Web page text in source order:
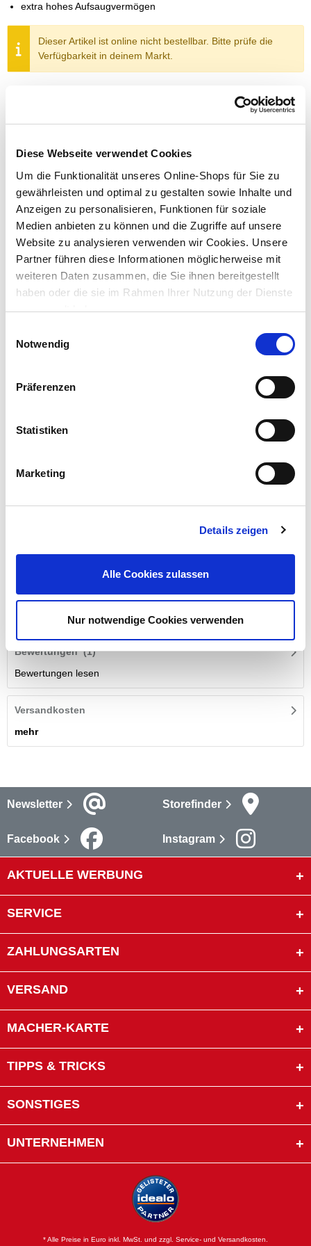
Diese Webseite verwendet Cookies
Um die Funktionalität unseres Online-Shops für Sie zu
gewährleisten und optimal zu gestalten sowie Inhalte und
Anzeigen zu personalisieren, Funktionen für soziale
Medien anbieten zu können und die Zugriffe auf unsere
Website zu analysieren verwenden wir Cookies. Unsere
Partner führen diese Informationen möglicherweise mit
weiteren Daten zusammen, die Sie ihnen bereitgestellt
haben oder die sie im Rahmen Ihrer Nutzung der Dienste
gesammelt haben.
Notwendig
Präferenzen
Statistiken
Marketing
Details zeigen
Alle Cookies zulassen
Nur notwendige Cookies verwenden
extra hohes Aufsaugvermögen
Dieser Artikel ist online nicht bestellbar. Bitte prüfe die
Verfügbarkeit in deinem Markt.
Um Abholung im Markt nutzen zu können, wähle zunächst
Verfügbarkeit:
Menge
In den Warenkorb
Merken
ZUBEHÖR UND PASSENDE ARTIKEL:
Das Katzenstreu mit Babypuderduft bietet nicht nur einen
besonders sanft und angenehm für die empfindlichen Pfoten
deiner Katze.
Bewertungen (1)
Bewertungen lesen
Versandkosten
mehr
Newsletter Storefinder
Facebook Instagram
AKTUELLE WERBUNG
SERVICE
ZAHLUNGSARTEN
VERSAND
MACHER-KARTE
TIPPS & TRICKS
SONSTIGES
UNTERNEHMEN
* Alle Preise in Euro inkl. MwSt. und zzgl. Service- und Versandkosten.